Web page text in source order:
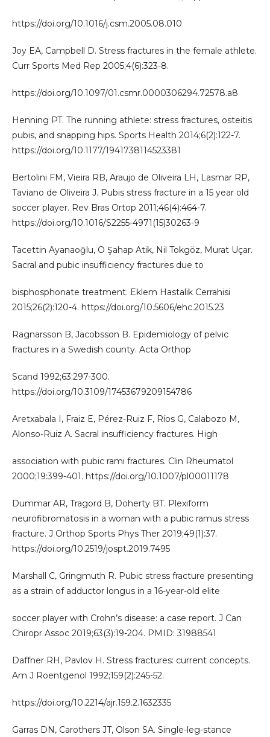
https://doi.org/10.1016/j.csm.2005.08.010
Joy EA, Campbell D. Stress fractures in the female athlete.
Curr Sports Med Rep 2005;4(6):323-8.
https://doi.org/10.1097/01.csmr.0000306294.72578.a8
Henning PT. The running athlete: stress fractures, osteitis
pubis, and snapping hips. Sports Health 2014;6(2):122-7.
https://doi.org/10.1177/1941738114523381
Bertolini FM, Vieira RB, Araujo de Oliveira LH, Lasmar RP,
Taviano de Oliveira J. Pubis stress fracture in a 15 year old
soccer player. Rev Bras Ortop 2011;46(4):464-7.
https://doi.org/10.1016/S2255-4971(15)30263-9
Tacettin Ayanaoğlu, O Şahap Atik, Nil Tokgöz, Murat Uçar.
Sacral and pubic insufficiency fractures due to
bisphosphonate treatment. Eklem Hastalik Cerrahisi
2015;26(2):120-4. https://doi.org/10.5606/ehc.2015.23
Ragnarsson B, Jacobsson B. Epidemiology of pelvic
fractures in a Swedish county. Acta Orthop
Scand 1992;63:297-300.
https://doi.org/10.3109/17453679209154786
Aretxabala I, Fraiz E, Pérez-Ruiz F, Ríos G, Calabozo M,
Alonso-Ruiz A. Sacral insufficiency fractures. High
association with pubic rami fractures. Clin Rheumatol
2000;19:399-401. https://doi.org/10.1007/pl00011178
Dummar AR, Tragord B, Doherty BT. Plexiform
neurofibromatosis in a woman with a pubic ramus stress
fracture. J Orthop Sports Phys Ther 2019;49(1):37.
https://doi.org/10.2519/jospt.2019.7495
Marshall C, Gringmuth R. Pubic stress fracture presenting
as a strain of adductor longus in a 16-year-old elite
soccer player with Crohn’s disease: a case report. J Can
Chiropr Assoc 2019;63(3):19-204. PMID: 31988541
Daffner RH, Pavlov H. Stress fractures: current concepts.
Am J Roentgenol 1992;159(2):245-52.
https://doi.org/10.2214/ajr.159.2.1632335
Garras DN, Carothers JT, Olson SA. Single-leg-stance